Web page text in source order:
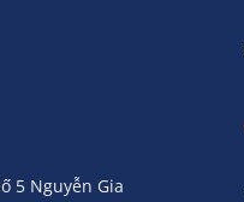
5 Nguyễn Gia